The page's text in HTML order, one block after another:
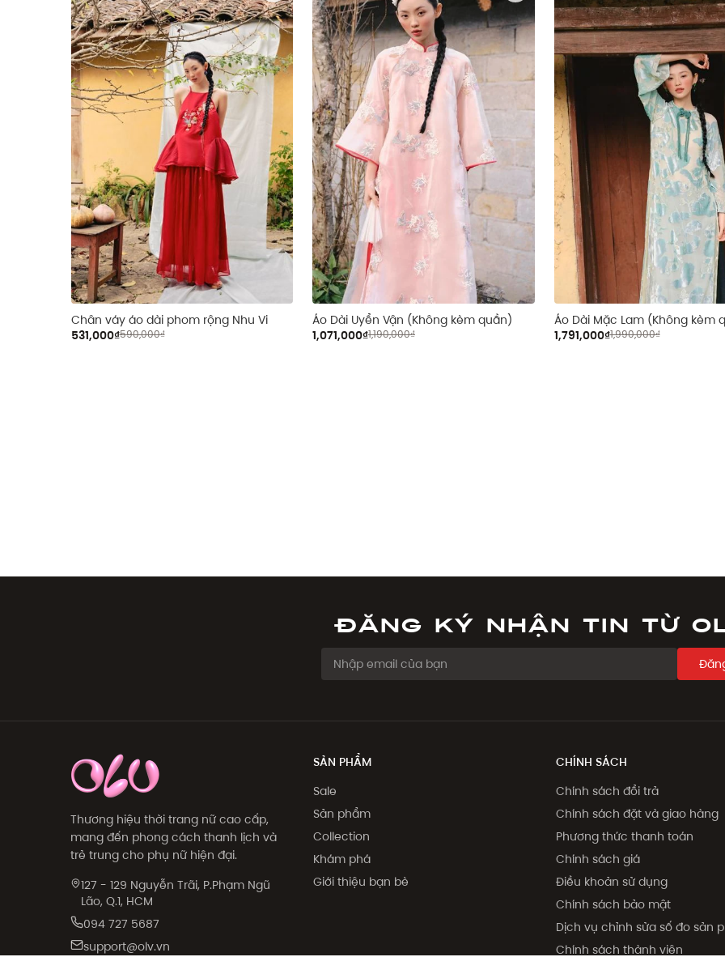
Chân váy áo dài phom rộng Nhu Vi
531,000₫590,000₫
Áo Dài Uyển Vận (Không kèm quần)
1,071,000₫1,190,000₫
Áo Dài Mặc Lam (Không kèm
1,791,000₫1,990,000₫
Đăng ký nhận tin từ
Thương hiệu thời trang nữ cao cấp,
mang đến phong cách thanh lịch và
trẻ trung cho phụ nữ hiện đại.
127 - 129 Nguyễn Trãi, P.Phạm Ngũ
Lão, Q.1, HCM
094 727 5687
support@olv.vn
SẢN PHẨM
Sale
Sản phẩm
Collection
Khám phá
Giới thiệu bạn bè
CHÍNH SÁCH
Chính sách đổi trả
Chính sách đặt và giao hàng
Phương thức thanh toán
Chính sách giá
Điều khoản sử dụng
Chính sách bảo mật
Dịch vụ chỉnh sửa số đo sản
Chính sách thành viên